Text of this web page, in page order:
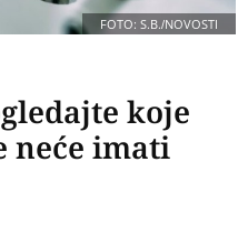
FOTO: S.B./NOVOSTI
koje
neće imati